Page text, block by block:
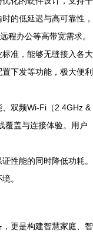
的低延迟与高可靠性，
程办公等高带宽需求。
标准，能够无缝接入各大
下发等功能，极大便利
、双频Wi-Fi（2.4GHz &
覆盖与连接体验。用户
性能的同时降低功耗。
。
更是构建智慧家庭、智